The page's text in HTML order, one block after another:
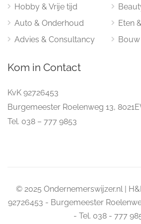
Hobby & Vrije tijd
Auto & Onderhoud
Advies & Consultancy
Eten
Kom in Contact
KvK 92726453
Burgemeester Roelenweg 13,
Tel. 038 – 777 9853
© 2025 Ondernemerswijzer.nl |
92726453 - Burgemeester
- Tel. 038 - 777